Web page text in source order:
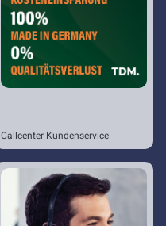
Callcenter Kundenservice